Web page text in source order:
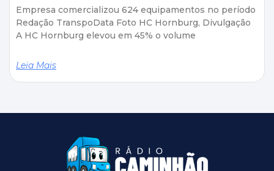
Empresa comercializou 624 equipamentos no período
Redação TranspoData Foto HC Hornburg, Divulgação
A HC Hornburg elevou em 45% o volume
Leia Mais